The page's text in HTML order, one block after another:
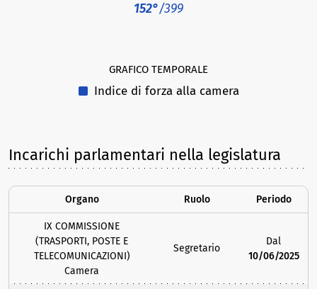
152°/399
GRAFICO TEMPORALE
Indice di forza alla camera
Incarichi parlamentari nella legislatura
Organo Ruolo Periodo
IX COMMISSIONE
(TRASPORTI, POSTE E
TELECOMUNICAZIONI)
Camera
Segretario
Dal
10/06/2025